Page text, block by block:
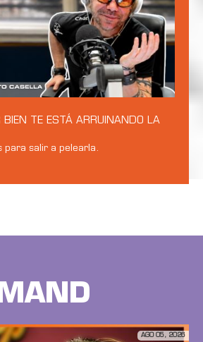
BIEN TE ESTÁ ARRUINANDO LA
para salir a pelearla.
AGO 05, 2026